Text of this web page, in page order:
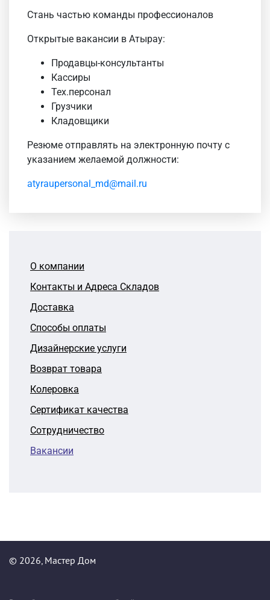
Стань частью команды профессионалов
Открытые вакансии в Атырау:
Продавцы-консультанты
Кассиры
Тех.персонал
Грузчики
Кладовщики
Резюме отправлять на электронную почту с
указанием желаемой должности:
atyraupersonal_md@mail.ru
О компании
Контакты и Адреса Складов
Доставка
Способы оплаты
Дизайнерские услуги
Возврат товара
Колеровка
Сертификат качества
Сотрудничество
Вакансии
© 2026, Мастер Дом